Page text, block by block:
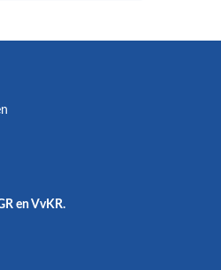
en VvKR.